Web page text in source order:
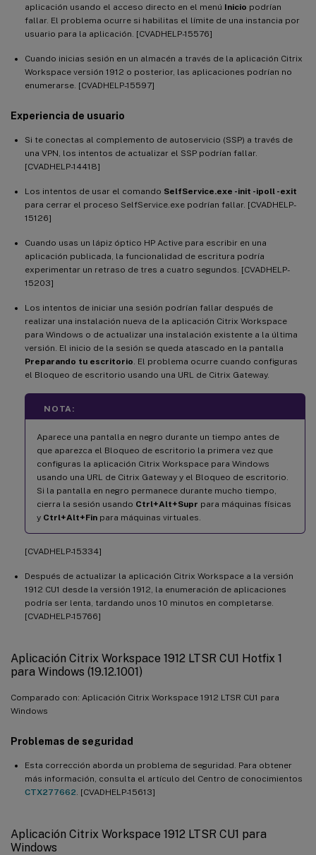
aplicación usando el acceso directo en el menú Inicio podrían
fallar. El problema ocurre si habilitas el límite de una instancia por
usuario para la aplicación. [CVADHELP-15576]
Cuando inicias sesión en un almacén a través de la aplicación Citrix
Workspace versión 1912 o posterior, las aplicaciones podrían no
enumerarse. [CVADHELP-15597]
Experiencia de usuario
Si te conectas al complemento de autoservicio (SSP) a través de
una VPN, los intentos de actualizar el SSP podrían fallar.
[CVADHELP-14418]
Los intentos de usar el comando SelfService.exe -init -ipoll -exit
para cerrar el proceso SelfService.exe podrían fallar. [CVADHELP-
15126]
Cuando usas un lápiz óptico HP Active para escribir en una
aplicación publicada, la funcionalidad de escritura podría
experimentar un retraso de tres a cuatro segundos. [CVADHELP-
15203]
Los intentos de iniciar una sesión podrían fallar después de
realizar una instalación nueva de la aplicación Citrix Workspace
para Windows o de actualizar una instalación existente a la última
versión. El inicio de la sesión se queda atascado en la pantalla
Preparando tu escritorio . El problema ocurre cuando configuras
el Bloqueo de escritorio usando una URL de Citrix Gateway.
NOTA:
Aparece una pantalla en negro durante un tiempo antes de
que aparezca el Bloqueo de escritorio la primera vez que
configuras la aplicación Citrix Workspace para Windows
usando una URL de Citrix Gateway y el Bloqueo de escritorio.
Si la pantalla en negro permanece durante mucho tiempo,
cierra la sesión usando Ctrl+Alt+Supr para máquinas físicas
y Ctrl+Alt+Fin para máquinas virtuales.
[CVADHELP-15334]
Después de actualizar la aplicación Citrix Workspace a la versión
1912 CU1 desde la versión 1912, la enumeración de aplicaciones
podría ser lenta, tardando unos 10 minutos en completarse.
[CVADHELP-15766]
Aplicación Citrix Workspace 1912 LTSR CU1 Hotfix 1
para Windows (19.12.1001)
Comparado con: Aplicación Citrix Workspace 1912 LTSR CU1 para
Windows
Problemas de seguridad
Esta corrección aborda un problema de seguridad. Para obtener
más información, consulta el artículo del Centro de conocimientos
CTX277662 . [CVADHELP-15613]
Aplicación Citrix Workspace 1912 LTSR CU1 para
Windows